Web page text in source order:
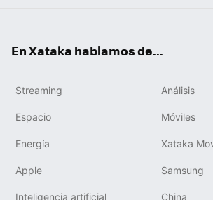
En Xataka hablamos de...
Streaming Análisis
Espacio Móviles
Energía Xataka
Apple Samsung
Inteligencia artificial China